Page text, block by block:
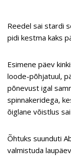
Reedel sai stardi
pidi kestma kaks
Esimene päev
loode-põhjatuul,
põnevust igal
spinnakeridega,
õiglane võistlus
Õhtuks suunduti
valmistuda